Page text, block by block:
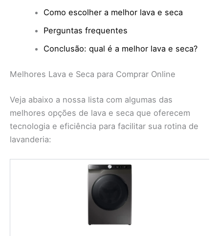
Como escolher a melhor lava e seca
Perguntas frequentes
Conclusão: qual é a melhor lava e seca?
Melhores Lava e Seca para Comprar Online
Veja abaixo a nossa lista com algumas das
melhores opções de lava e seca que oferecem
tecnologia e eficiência para facilitar sua rotina de
lavanderia: